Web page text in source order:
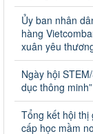
Quyết định
vực giáo dục
giáo dục khác
và Đào tạo, Ủy
Quyết định công
giáo dục đào tạo
khác thuộc thẩm
Ủy ban nhân dân
Ngày ban hành:
Ủy ban nhân
hàng
xuân yêu
Ngày hội
dục thông
Tổng kết hội thị
cấp học mầm